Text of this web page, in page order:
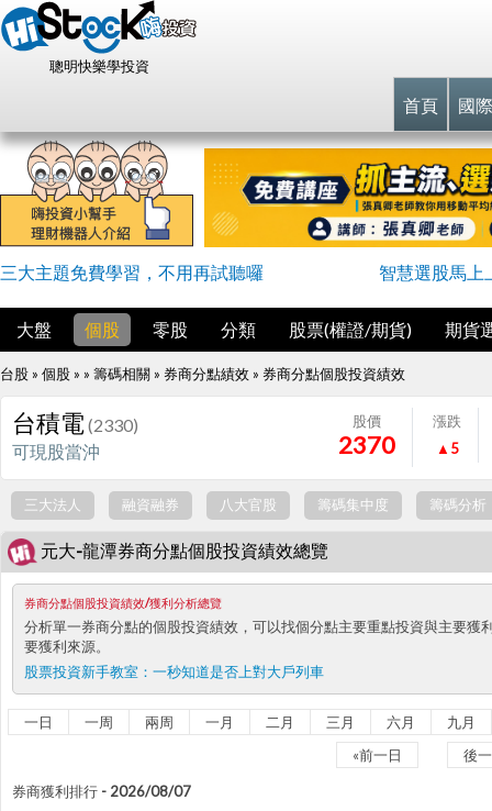
聰明快樂學投資
首頁 國
三大主題免費學習，不用再試聽囉 智慧選股馬上
大盤 個股 零股 分類 股票(權證/期貨) 期貨
台股 » 個股 » » 籌碼相關 » 券商分點績效 » 券商分點個股投資績效
台積電(2330)
可現股當沖
股價
2370
漲跌
▲5
三大法人 融資融券 八大官股 籌碼集中度 籌碼分析
元大-龍潭券商分點個股投資績效總覽
券商分點個股投資績效/獲利分析總覽
分析單一券商分點的個股投資績效，可以找個分點主要重點投資與主要
要獲利來源。
股票投資新手教室： 一秒知道是否上對大戶列車
一日 一周 兩周 一月 二月 三月 六月
九月
«前一日
後
券商獲利排行 - 2026/08/07